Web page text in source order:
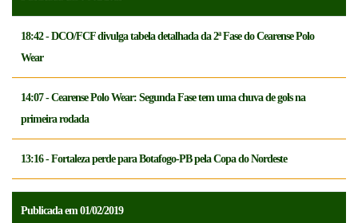
18:42 - DCO/FCF divulga tabela detalhada da 2ª Fase do Cearense Polo
Wear
14:07 - Cearense Polo Wear: Segunda Fase tem uma chuva de gols na
primeira rodada
13:16 - Fortaleza perde para Botafogo-PB pela Copa do Nordeste
Publicada em 01/02/2019